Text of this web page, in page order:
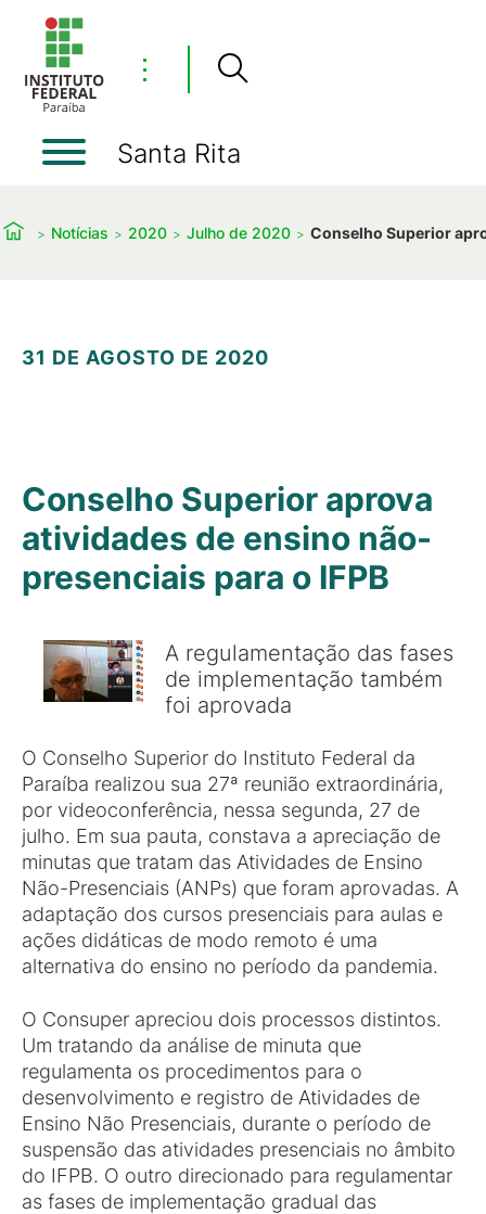
⋮
Santa Rita
Notícias 2020 Julho de 2020 Conselho Superior
31 DE AGOSTO DE 2020
Conselho Superior aprova
atividades de ensino não-
presenciais para o IFPB
A regulamentação das fases
de implementação também
foi aprovada
O Conselho Superior do Instituto Federal da
Paraíba realizou sua 27ª reunião extraordinária,
por videoconferência, nessa segunda, 27 de
julho. Em sua pauta, constava a apreciação de
minutas que tratam das Atividades de Ensino
Não-Presenciais (ANPs) que foram aprovadas. A
adaptação dos cursos presenciais para aulas e
ações didáticas de modo remoto é uma
alternativa do ensino no período da pandemia.
O Consuper apreciou dois processos distintos.
Um tratando da análise de minuta que
regulamenta os procedimentos para o
desenvolvimento e registro de Atividades de
Ensino Não Presenciais, durante o período de
suspensão das atividades presenciais no âmbito
do IFPB. O outro direcionado para regulamentar
as fases de implementação gradual das